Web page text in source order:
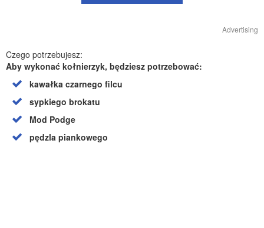
Advertising
Czego potrzebujesz:
Aby wykonać kołnierzyk, będziesz potrzebować:
kawałka czarnego filcu
sypkiego brokatu
Mod Podge
pędzla piankowego